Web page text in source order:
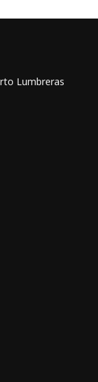
Lumbreras